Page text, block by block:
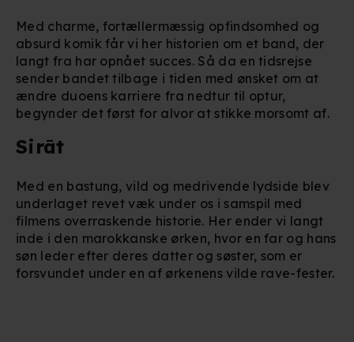
Med charme, fortællermæssig opfindsomhed og
absurd komik får vi her historien om et band, der
langt fra har opnået succes. Så da en tidsrejse
sender bandet tilbage i tiden med ønsket om at
ændre duoens karriere fra nedtur til optur,
begynder det først for alvor at stikke morsomt af.
Sirāt
Med en bastung, vild og medrivende lydside blev
underlaget revet væk under os i samspil med
filmens overraskende historie. Her ender vi langt
inde i den marokkanske ørken, hvor en far og hans
søn leder efter deres datter og søster, som er
forsvundet under en af ørkenens vilde rave-fester.